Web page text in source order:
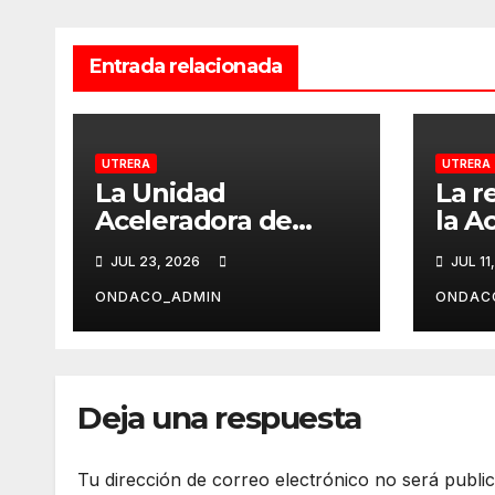
Entrada relacionada
UTRERA
La Unidad
Aceleradora de
Proyectos del
Ayuntamiento
impulsa nuevas
inversiones en
JUL 23, 2026
ONDACO_ADMIN
UTRERA
La
la
al
JUL
Deja una respuesta
Tu dirección de correo electrónico no será